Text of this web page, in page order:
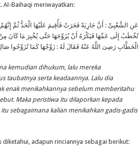
Al-Baihaqi meriwayatkan:
عَنِ الشَّعْبِىِّ : أَنَّ جَارِيَةً فَجَرَتْ فَأُقِيمَ عَلَيْهَا الْحَدُّ ثُمَّ
تُخْطَبُ إِلَى عَمِّهَا فَيَكْرَهُ أَنْ يُزَوِّجَهَا حَتَّى يُخْبِرَ مَا كَانَ
الْخَطَّابِ رَضِىَ اللَّهُ عَنْهُ فَقَالَ لَهُ : زَوِّجْهَا كَمَا تُزَوِّجُوا
kemudian dihukum, lalu mereka
taubatnya serta keadaannya. Lalu dia
enak menikahkannya sebelum memberitahu
Maka peristiwa itu dilaporkan kepada
sebagaimana kalian menikahkan gadis-gadis
diketahui, adapun rinciannya sebagai berikut: